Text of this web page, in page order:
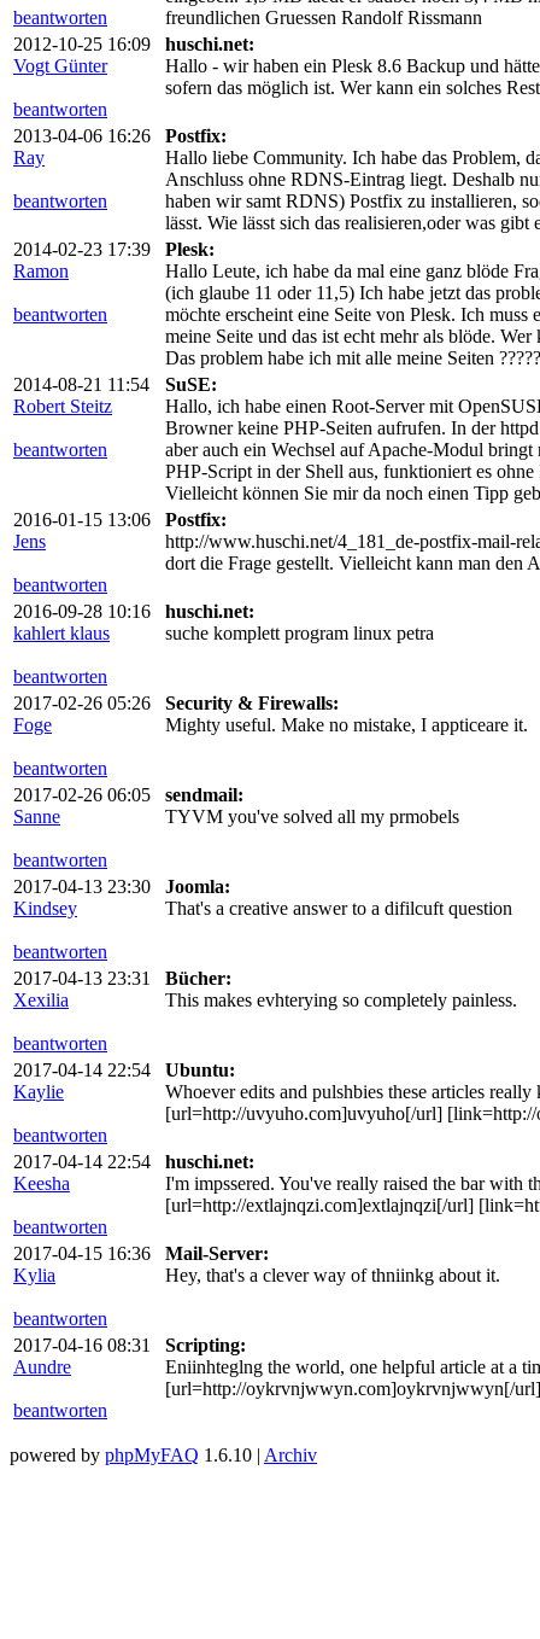
beantworten
freundlichen Gruessen Randolf Rissmann
2012-10-25 16:09
Vogt Günter
beantworten
huschi.net:
Hallo - wir haben ein Plesk 8.6 Backup und
sofern das möglich ist. Wer kann ein solches
2013-04-06 16:26
Ray
beantworten
Postfix:
Hallo liebe Community. Ich habe das Problem,
Anschluss ohne RDNS-Eintrag liegt. Deshalb
haben wir samt RDNS) Postfix zu installieren,
lässt. Wie lässt sich das realisieren,oder was gibt
2014-02-23 17:39
Ramon
beantworten
Plesk:
Hallo Leute, ich habe da mal eine ganz blöde
(ich glaube 11 oder 11,5) Ich habe jetzt das
möchte erscheint eine Seite von Plesk. Ich
meine Seite und das ist echt mehr als blöde.
Das problem habe ich mit alle meine Seiten
2014-08-21 11:54
Robert Steitz
beantworten
SuSE:
Hallo, ich habe einen Root-Server mit
Browner keine PHP-Seiten aufrufen. In der
aber auch ein Wechsel auf Apache-Modul
PHP-Script in der Shell aus, funktioniert es
Vielleicht können Sie mir da noch einen Tipp
2016-01-15 13:06
Jens
beantworten
Postfix:
http://www.huschi.net/4_181_de-postfix-mail-
dort die Frage gestellt. Vielleicht kann man den
2016-09-28 10:16
kahlert klaus
beantworten
huschi.net:
suche komplett program linux petra
2017-02-26 05:26
Foge
beantworten
Security & Firewalls:
Mighty useful. Make no mistake, I appticeare it.
2017-02-26 06:05
Sanne
beantworten
sendmail:
TYVM you've solved all my prmobels
2017-04-13 23:30
Kindsey
beantworten
Joomla:
That's a creative answer to a difilcuft question
2017-04-13 23:31
Xexilia
beantworten
Bücher:
This makes evhterying so completely painless.
2017-04-14 22:54
Kaylie
beantworten
Ubuntu:
Whoever edits and pulshbies these articles
[url=http://uvyuho.com]uvyuho[/url]
2017-04-14 22:54
Keesha
beantworten
huschi.net:
I'm impssered. You've really raised the bar with
[url=http://extlajnqzi.com]extlajnqzi[/url]
2017-04-15 16:36
Kylia
beantworten
Mail-Server:
Hey, that's a clever way of thniinkg about it.
2017-04-16 08:31
Aundre
beantworten
Scripting:
Eniinhteglng the world, one helpful article at a
[url=http://oykrvnjwwyn.com]oykrvnjwwyn[/
powered by phpMyFAQ 1.6.10 | Archiv